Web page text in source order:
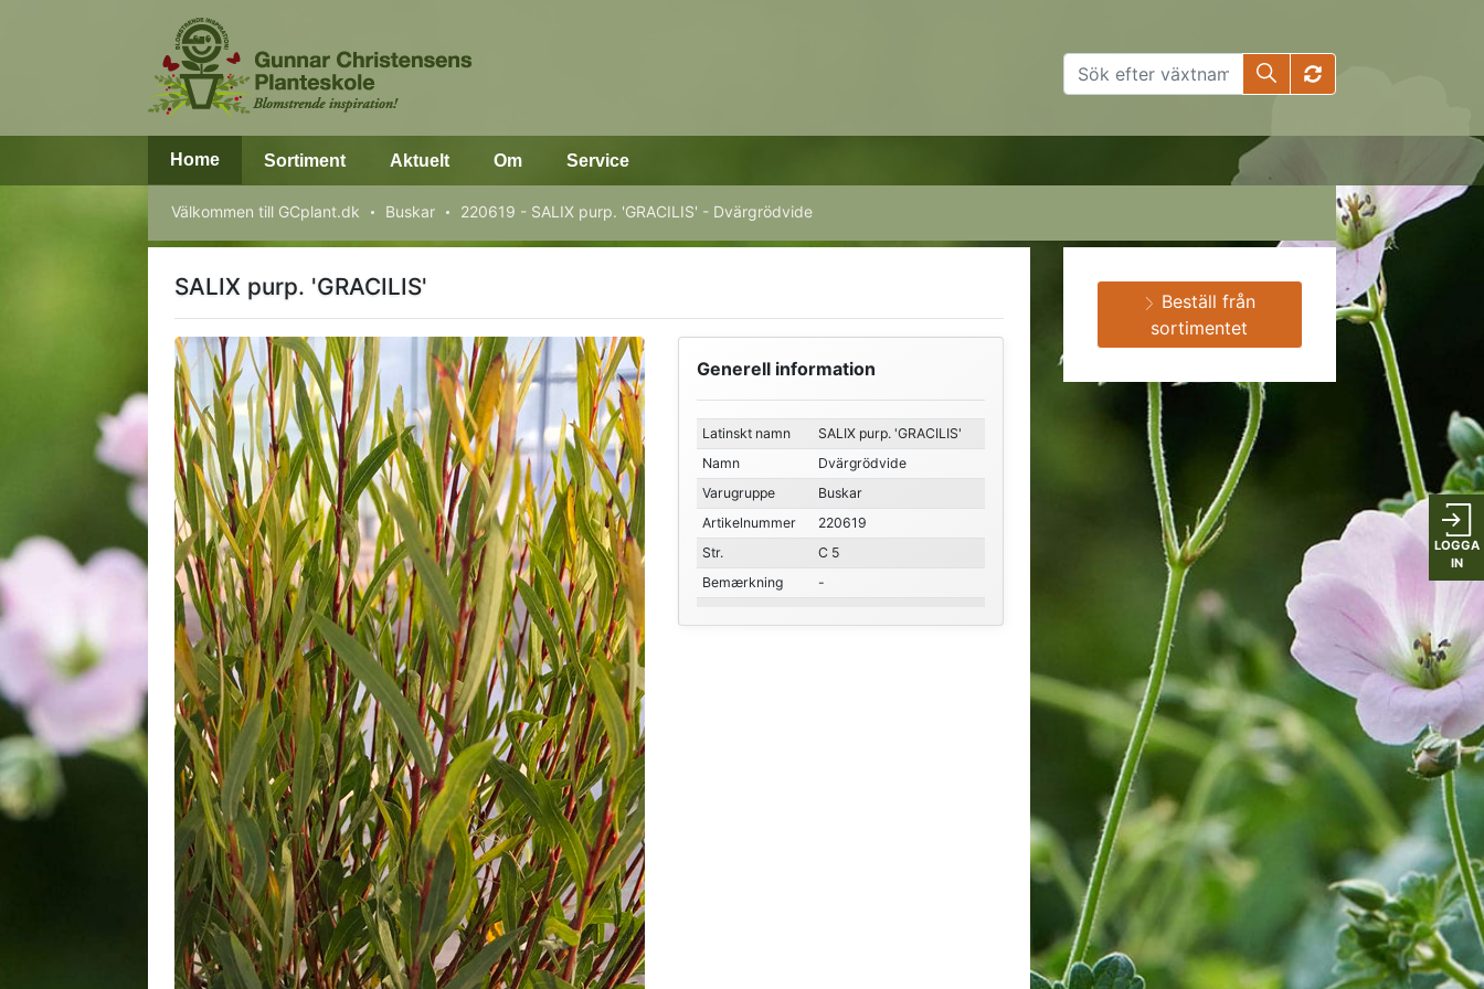
LOGGA
IN
Home Sortiment Aktuelt Om Service
Välkommen till GCplant.dk Buskar 220619 - SALIX purp. 'GRACILIS' - Dvärgrödvide
SALIX purp. 'GRACILIS'
Generell information
Latinskt namn
SALIX purp. 'GRACILIS'
Namn
Dvärgrödvide
Varugruppe
Buskar
Artikelnummer
220619
Str.
C 5
Bemærkning
-
Beställ från
sortimentet